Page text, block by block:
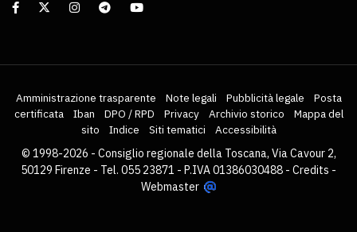
Amministrazione trasparente Note legali Pubblicità legale
Posta
certificata
Iban DPO / RPD Privacy Archivio storico
Mappa del
sito
Indice Siti tematici
Accessibilità
© 1998-2026 - Consiglio regionale della Toscana, Via Cavour 2,
50129 Firenze - Tel. 055 23871 - P.IVA 01386030488 - Credits -
Webmaster